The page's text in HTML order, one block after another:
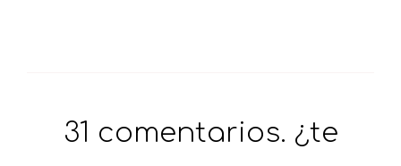
31 comentarios. ¿te